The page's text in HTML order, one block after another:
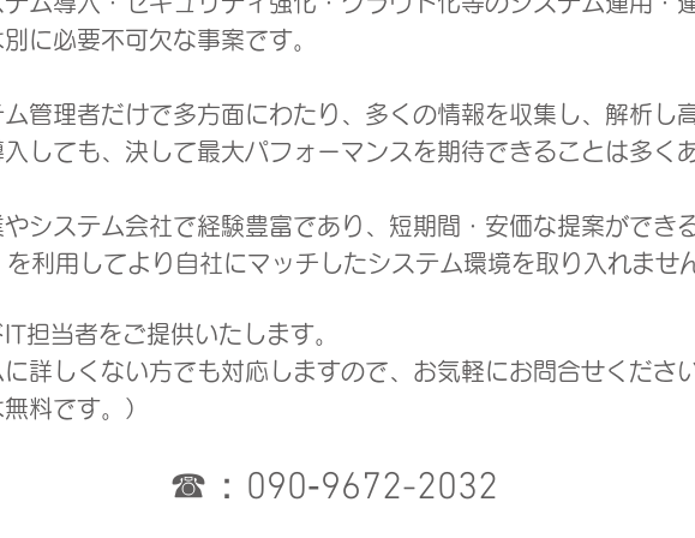
に必要不可欠な事案です。
管理者だけで多方面にわたり、多くの情報を収集し、 解析し
しても、決して最大パフォーマンスを期待できることは多く
システム会社で経験豊富であり、短期間・安価な提案ができ
利用してより自社にマッチしたシステム環境を取り入れませ
担当者をご提供いたします。
詳しくない方でも対応しますので、 お気軽にお問合せください
料です。）
☎：090‐9672-2032